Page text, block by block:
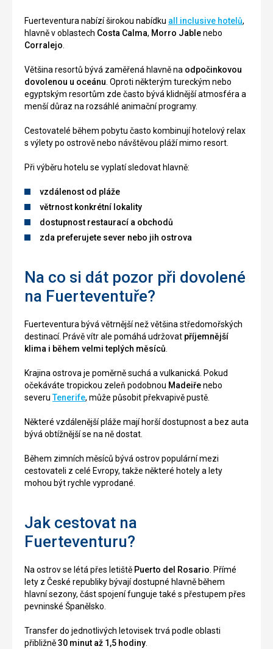
Fuerteventura nabízí širokou nabídku all inclusive hotelů,
hlavně v oblastech Costa Calma, Morro Jablenebo
Corralejo
Většina resortů bývá zaměřená hlavně na odpočinkovou
dovolenou u oceánu . Oproti některým tureckým nebo
egyptským resortům zde často bývá klidnější atmosféra a
menší důraz na rozsáhlé animační programy.
Cestovatelé během pobytu často kombinují hotelový relax
s výlety po ostrově nebo návštěvou pláží mimo resort.
Při výběru hotelu se vyplatí sledovat hlavně:
vzdálenost od pláže
větrnost konkrétní lokality
dostupnost restaurací a obchodů
zda preferujete sever nebo jih ostrova
Na co si dát pozor při dovolené
na Fuerteventuře?
Fuerteventura bývá větrnější než většina středomořských
destinací. Právě vítr ale pomáhá udržovat příjemnější
klima i během velmi teplých měsíců
Krajina ostrova je poměrně suchá a vulkanická. Pokud
očekáváte tropickou zeleň podobnou Madeiřenebo
severuTenerife, může působit překvapivě pustě.
Některé vzdálenější pláže mají horší dostupnost a bez auta
bývá obtížnější se na ně dostat.
Během zimních měsíců bývá ostrov populární mezi
cestovateli z celé Evropy, takže některé hotely a lety
mohou být rychle vyprodané.
Jak cestovat na
Fuerteventuru?
Na ostrov se létá přes letiště Puerto del Rosario . Přímé
lety z České republiky bývají dostupné hlavně během
hlavní sezony, část spojení funguje také s přestupem přes
pevninské Španělsko.
Transfer do jednotlivých letovisek trvá podle oblasti
přibližně30 minut až 1,5 hodiny